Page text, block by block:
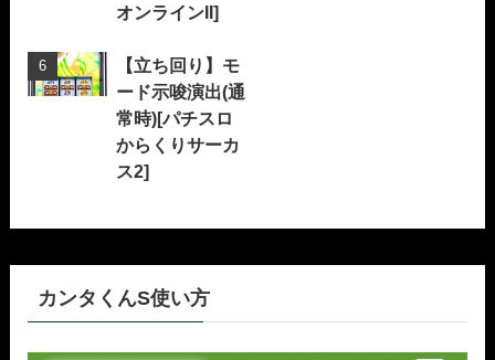
オンラインII]
【立ち回り】モ
ード示唆演出(通
常時)[パチスロ
からくりサーカ
ス2]
カンタくんS使い方